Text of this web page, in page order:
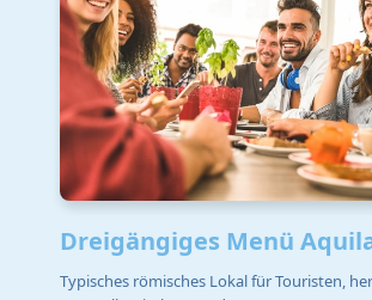
Dreigängiges Menü
Typisches römisches Lokal für Touristen,